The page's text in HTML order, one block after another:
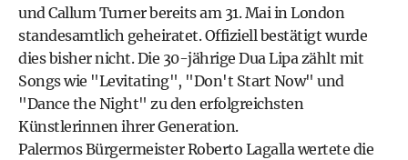
und Callum Turner bereits am 31. Mai in London
standesamtlich geheiratet. Offiziell bestätigt wurde
dies bisher nicht. Die 30-jährige Dua Lipa zählt mit
Songs wie "Levitating", "Don't Start Now" und
"Dance the Night" zu den erfolgreichsten
Künstlerinnen ihrer Generation.
Palermos Bürgermeister Roberto Lagalla wertete die